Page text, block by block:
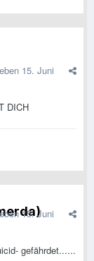
15. Juni
DICH
15. Juni
gefährdet......